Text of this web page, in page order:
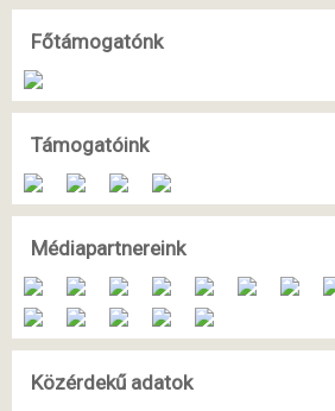
Főtámogatónk
Támogatóink
Médiapartnereink
Közérdekű adatok